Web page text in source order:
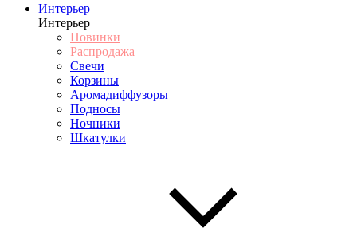
Интерьер
Интерьер
Новинки
Распродажа
Свечи
Корзины
Аромадиффузоры
Подносы
Ночники
Шкатулки